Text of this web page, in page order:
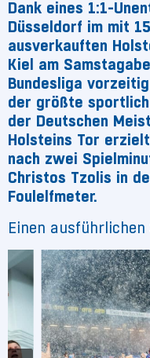
Dank eines 1:1-
Düsseldorf im mit
ausverkauften
Kiel am
Bundesliga
der größte
der Deutschen
Holsteins Tor
nach zwei
Christos Tzolis in
Foulelfmeter.
Einen